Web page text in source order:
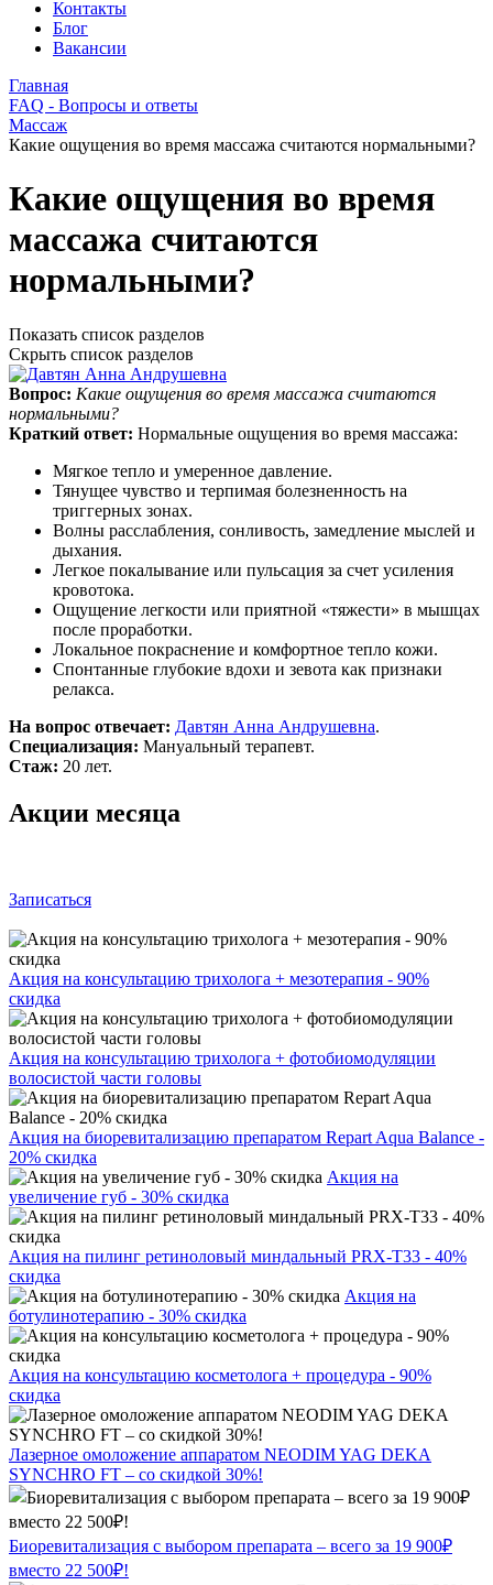
Контакты
Блог
Вакансии
Главная
FAQ - Вопросы и ответы
Массаж
Какие ощущения во время массажа считаются нормальными?
Какие ощущения во время
массажа считаются
нормальными?
Показать список разделов
Скрыть список разделов
Вопрос: Какие ощущения во время массажа считаются
нормальными?
Краткий ответ: Нормальные ощущения во время массажа:
Мягкое тепло и умеренное давление.
Тянущее чувство и терпимая болезненность на
триггерных зонах.
Волны расслабления, сонливость, замедление мыслей и
дыхания.
Легкое покалывание или пульсация за счет усиления
кровотока.
Ощущение легкости или приятной «тяжести» в мышцах
после проработки.
Локальное покраснение и комфортное тепло кожи.
Спонтанные глубокие вдохи и зевота как признаки
релакса.
На вопрос отвечает: Давтян Анна Андрушевна.
Специализация: Мануальный терапевт.
Стаж: 20 лет.
Акции месяца
Записаться
Акция на консультацию трихолога + мезотерапия - 90%
скидка
Акция на консультацию трихолога + фотобиомодуляции
волосистой части головы
Акция на биоревитализацию препаратом Repart Aqua Balance -
20% скидка
Акция на
увеличение губ - 30% скидка
Акция на пилинг ретиноловый миндальный PRX-T33 - 40%
скидка
Акция на
ботулинотерапию - 30% скидка
Акция на консультацию косметолога + процедура - 90%
скидка
Лазерное омоложение аппаратом NEODIM YAG DEKA
SYNCHRO FT – со скидкой 30%!
Биоревитализация с выбором препарата – всего за 19 900₽
вместо 22 500₽!